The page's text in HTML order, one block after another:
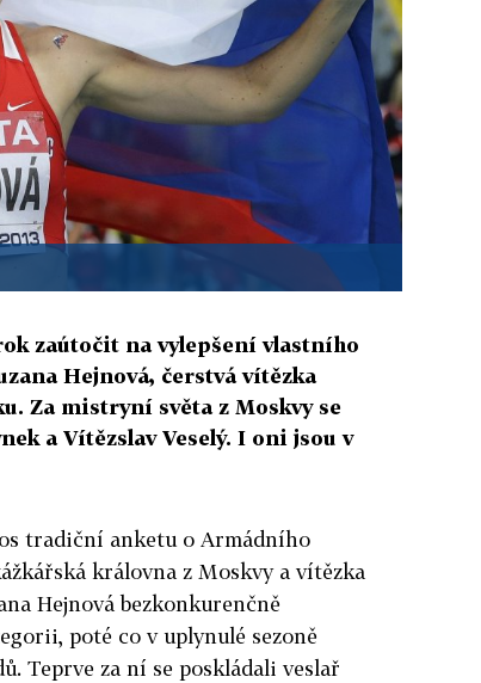
zaútočit na vylepšení vlastního
Hejnová, čerstvá vítězka
Za mistryní světa z Moskvy se
a Vítězslav Veselý. I oni jsou v
tradiční anketu o Armádního
královna z Moskvy a vítězka
Hejnová bezkonkurenčně
poté co v uplynulé sezoně
Teprve za ní se poskládali veslař